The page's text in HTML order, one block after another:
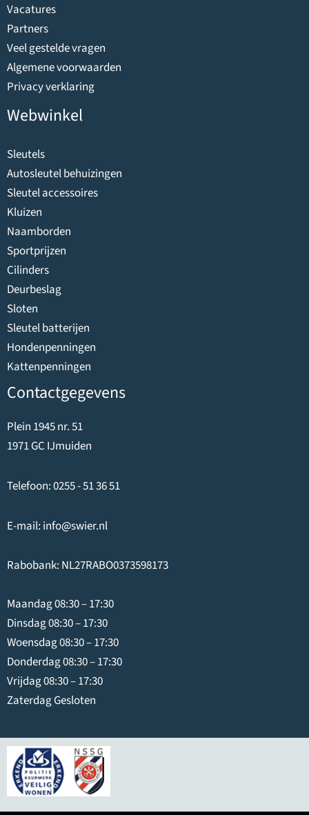
Vacatures
Partners
Veel gestelde vragen
Algemene voorwaarden
Privacy verklaring
Webwinkel
Sleutels
Autosleutel behuizingen
Sleutel accessoires
Kluizen
Naamborden
Sportprijzen
Cilinders
Deurbeslag
Sloten
Sleutel batterijen
Hondenpenningen
Kattenpenningen
Contactgegevens
Plein 1945 nr. 51
1971 GC IJmuiden
Telefoon:0255 - 51 36 51
E-mail: info@swier.nl
Rabobank: NL27RABO0373598173
Maandag 08:30 – 17:30
Dinsdag 08:30 – 17:30
Woensdag 08:30 – 17:30
Donderdag 08:30 – 17:30
Vrijdag 08:30 – 17:30
Zaterdag Gesloten